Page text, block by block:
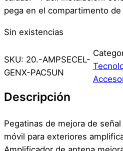
pega en el compartimento
Sin existencias
SKU: 20.-AMPSECEL-
GENX-PAC5UN
Descripción
Pegatinas de mejora de
móvil para exteriores